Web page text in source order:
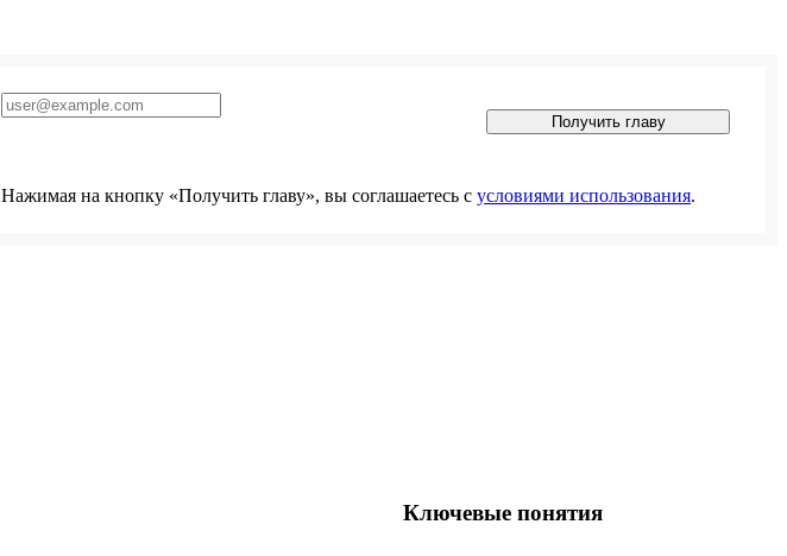
Ключевые понятия
Получить главу
Нажимая на кнопку «Получить главу», вы соглашаетесь с условиями использования.